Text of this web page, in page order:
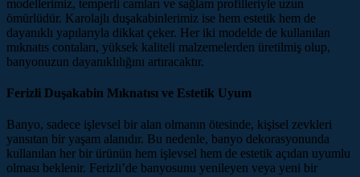
modellerimiz, temperli camları ve sağlam profilleriyle uzun
ömürlüdür. Karolajlı duşakabinlerimiz ise hem estetik hem de
dayanıklı yapılarıyla dikkat çeker. Her iki modelde de kullanılan
mıknatıs contaları, yüksek kaliteli malzemelerden üretilmiş olup,
banyonuzun dayanıklılığını artıracaktır.
Ferizli Duşakabin Mıknatısı ve Estetik Uyum
Banyo, sadece işlevsel bir alan olmanın ötesinde, kişisel zevkleri
yansıtan bir yaşam alanıdır. Bu nedenle, banyo dekorasyonunda
kullanılan her bir ürünün hem işlevsel hem de estetik açıdan uyumlu
olması beklenir. Ferizli’de banyosunu yenileyen veya yeni bir